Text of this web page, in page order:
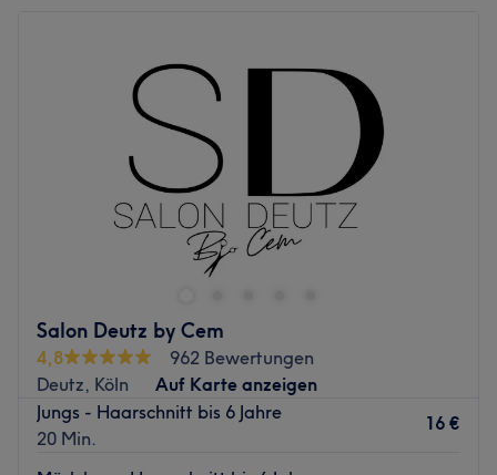
Salon Deutz by Cem
4,8
962 Bewertungen
Deutz, Köln
Auf Karte anzeigen
Jungs - Haarschnitt bis 6 Jahre
20 Min.
16 €